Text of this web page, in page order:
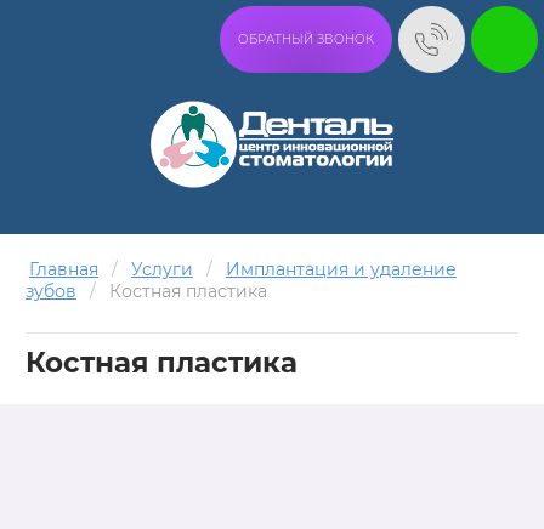
ОБРАТНЫЙ ЗВОНОК
Главная / Услуги /
Имплантация и удаление
зубов
/ Костная пластика
Костная пластика